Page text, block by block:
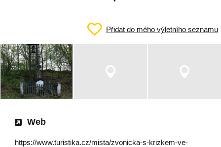
Přidat do mého výletního seznamu
Web
https://www.turistika.cz/mista/zvonicka-s-krizkem-ve-